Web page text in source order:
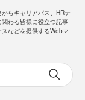
らキャリアパス、HRテ
わる皆様に役立つ記事
スなどを提供するWebマ